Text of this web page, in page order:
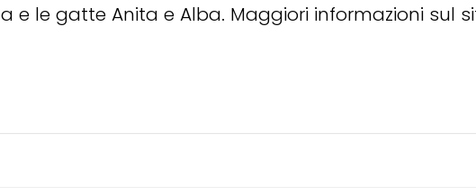
e le gatte Anita e Alba. Maggiori informazioni sul